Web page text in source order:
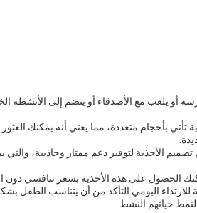
أو يلعب مع الأصدقاء أو ينضم إلى الأنشطة
بأحجام متعددة، مما يعني أنه يمكنك
الأحذية لتوفير دعم ممتاز وجاذبية،
الحصول على هذه الأحذية بسعر تنافسي دون
اليومي.التأكد من أن يتناسب الطفل
حياتهم النشط